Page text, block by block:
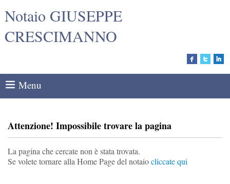
Notaio GIUSEPPE
CRESCIMANNO
Menu
Attenzione! Impossibile trovare la pagina
La pagina che cercate non è stata trovata.
Se volete tornare alla Home Page del notaiocliccate qui